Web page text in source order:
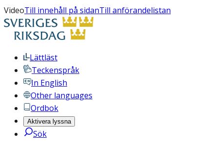
VideoTill innehåll på sidanTill anförandelistan
Lättläst
Teckenspråk
In English
Other languages
Ordbok
Aktivera lyssna
Sök